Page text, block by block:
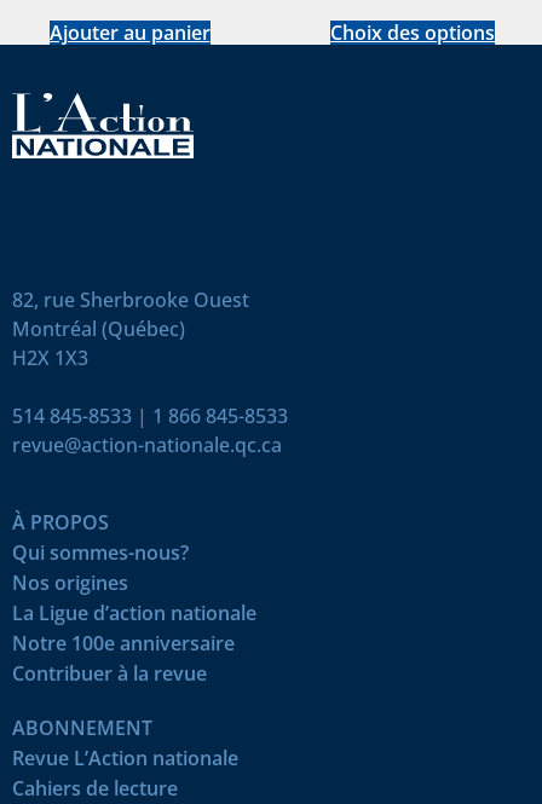
Ajouter au panier Choix des options
82, rue Sherbrooke Ouest
Montréal (Québec)
H2X 1X3
514 845-8533 | 1 866 845-8533
revue@action-nationale.qc.ca
À PROPOS
Qui sommes-nous?
Nos origines
La Ligue d’action nationale
Notre 100e anniversaire
Contribuer à la revue
ABONNEMENT
Revue L’Action nationale
Cahiers de lecture